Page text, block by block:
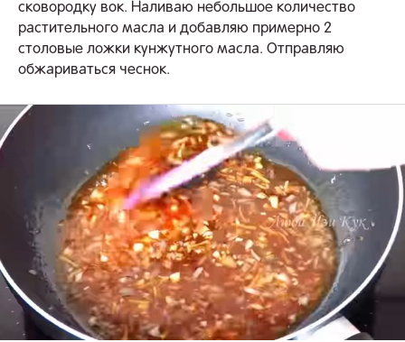
сковородку вок. Наливаю небольшое количество
растительного масла и добавляю примерно 2
столовые ложки кунжутного масла. Отправляю
обжариваться чеснок.